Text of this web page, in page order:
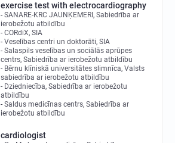
exercise test with electrocardiography
SANARE-KRC JAUNĶEMERI, Sabiedrība ar
ierobežotu atbildību
CORdiX, SIA
Veselības centri un doktorāti, SIA
Salaspils veselības un sociālās aprūpes
centrs, Sabiedrība ar ierobežotu atbildību
Bērnu klīniskā universitātes slimnīca, Valsts
sabiedrība ar ierobežotu atbildību
Dziedniecība, Sabiedrība ar ierobežotu
atbildību
Saldus medicīnas centrs, Sabiedrība ar
ierobežotu atbildību
cardiologist